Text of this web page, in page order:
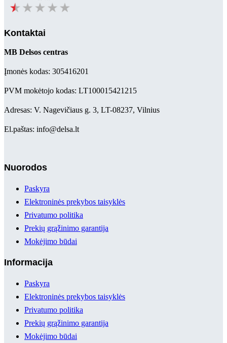
Kontaktai
MB Delsos centras
Įmonės kodas: 305416201
PVM mokėtojo kodas: LT100015421215
Adresas: V. Nagevičiaus g. 3, LT-08237, Vilnius
El.paštas: info@delsa.lt
Nuorodos
Paskyra
Elektroninės prekybos taisyklės
Privatumo politika
Prekių grąžinimo garantija
Mokėjimo būdai
Informacija
Paskyra
Elektroninės prekybos taisyklės
Privatumo politika
Prekių grąžinimo garantija
Mokėjimo būdai